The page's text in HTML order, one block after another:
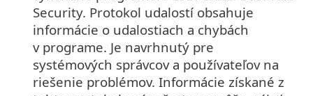
Security. Protokol udalostí obsahuje
informácie o udalostiach a chybách
v programe. Je navrhnutý pre
systémových správcov a používateľov na
riešenie problémov. Informácie získané z